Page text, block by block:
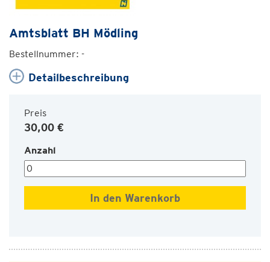
Amtsblatt BH Mödling
Bestellnummer: -
Detailbeschreibung
Preis
30,00 €
Anzahl